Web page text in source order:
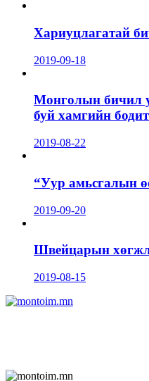
Хариуцлагатай
2019-09-18
Монголын бичил
буй хамгийн
2019-08-22
“Уур амьсгалын
2019-09-20
Швейцарын
2019-08-15